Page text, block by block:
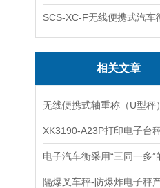
相关文章
隔爆叉车秤-防爆炸电子秤